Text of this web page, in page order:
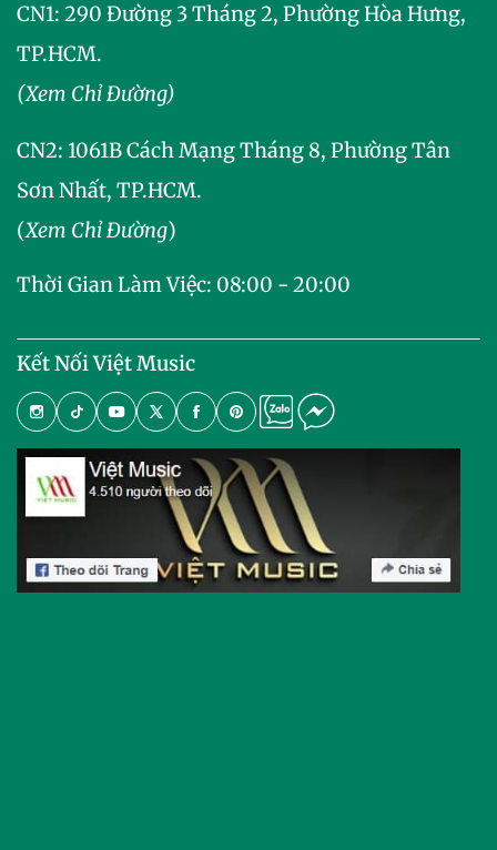
CN1: 290 Đường 3 Tháng 2, Phường Hòa Hưng,
TP.HCM.
(Xem Chỉ Đường)
CN2: 1061B Cách Mạng Tháng 8, Phường Tân
Sơn Nhất, TP.HCM.
(Xem Chỉ Đường)
Thời Gian Làm Việc: 08:00 - 20:00
Kết Nối Việt Music